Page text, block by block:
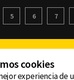
5 6 7
cookies
experiencia de